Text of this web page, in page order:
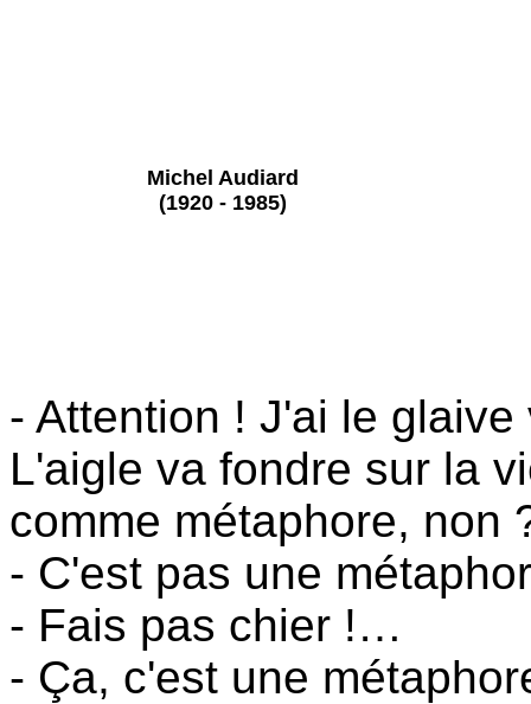
Michel Audiard
(1920 - 1985)
- Attention ! J'ai le
L'aigle va fondre sur la
comme métaphore, non
- C'est pas une
- Fais pas chier !…
- Ça, c'est une